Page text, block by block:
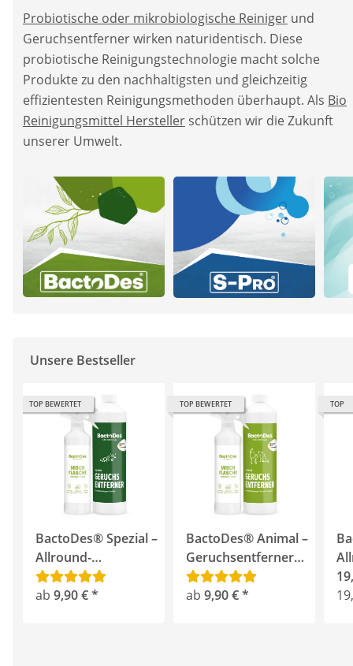
Probiotische oder mikrobiologische Reiniger und
Geruchsentferner wirken naturidentisch. Diese
probiotische Reinigungstechnologie macht solche
Produkte zu den nachhaltigsten und gleichzeitig
effizientesten Reinigungsmethoden überhaupt. Als Bio
Reinigungsmittel Hersteller schützen wir die Zukunft
unserer Umwelt.
Unsere Bestseller
TOP BEWERTET
BactoDes® Spezial –
Allround-
Geruchsentferner für
hartnäckige Gerüche
ab 9,90 €*
TOP BEWERTET
BactoDes® Animal –
Geruchsentferner
gegen Katzen- und
Hundeurin
ab 9,90 €*
TOP